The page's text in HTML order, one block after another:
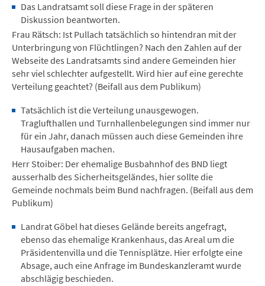
Das Landratsamt soll diese Frage in der späteren
Diskussion beantworten.
Frau Rätsch: Ist Pullach tatsächlich so hintendran mit der
Unterbringung von Flüchtlingen? Nach den Zahlen auf der
Webseite des Landratsamts sind andere Gemeinden hier
sehr viel schlechter aufgestellt. Wird hier auf eine gerechte
Verteilung geachtet? (Beifall aus dem Publikum)
Tatsächlich ist die Verteilung unausgewogen.
Traglufthallen und Turnhallenbelegungen sind immer nur
für ein Jahr, danach müssen auch diese Gemeinden ihre
Hausaufgaben machen.
Herr Stoiber: Der ehemalige Busbahnhof des BND liegt
ausserhalb des Sicherheitsgeländes, hier sollte die
Gemeinde nochmals beim Bund nachfragen. (Beifall aus dem
Publikum)
Landrat Göbel hat dieses Gelände bereits angefragt,
ebenso das ehemalige Krankenhaus, das Areal um die
Präsidentenvilla und die Tennisplätze. Hier erfolgte eine
Absage, auch eine Anfrage im Bundeskanzleramt wurde
abschlägig beschieden.